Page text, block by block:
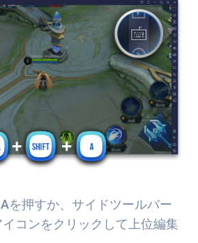
を押すか、サイドツールバー
コンをクリックして上位編集